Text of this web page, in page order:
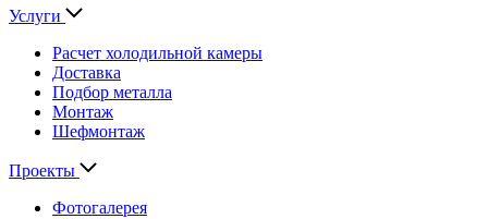
Услуги
Расчет холодильной камеры
Доставка
Подбор металла
Монтаж
Шефмонтаж
Проекты
Фотогалерея